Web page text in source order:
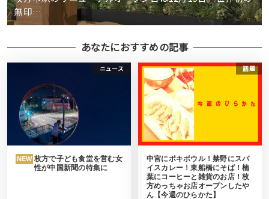
無印…
あなたにおすすめの記事
ニュース
NEW 枚方で子ども食堂を営む女
性が中国新聞の特集に
話題
中宮にポキボウル！禁野にスパ
イスカレー！東船橋にそば！楠
葉にコーヒーと雑貨のお店！枚
方めっちゃお店オープンしたや
ん【今週のひらかた】